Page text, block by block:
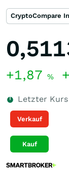
CryptoCompare
+1,87 %
Letzter Kurs
Verkauf
Kauf